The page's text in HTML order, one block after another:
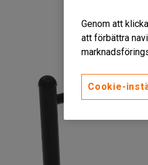
Genom att
att förbättra
Cookie-